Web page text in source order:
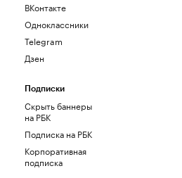
ВКонтакте
Одноклассники
Telegram
Дзен
Подписки
Скрыть баннеры
на РБК
Подписка на РБК
Корпоративная
подписка